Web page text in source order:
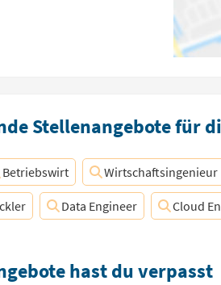
Stellenangebote für
Betriebswirt Wirtschaftsingenieur
Data Engineer Cloud
hast du verpasst